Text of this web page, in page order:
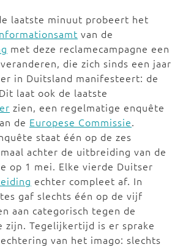
laatste minuut probeert het
van de
met deze reclamecampagne een
die zich sinds een jaar
in Duitsland manifesteert: de
laat ook de laatste
zien, een regelmatige enquête
de Europese Commissie.
staat één op de zes
achter de uitbreiding van de
op 1 mei. Elke vierde Duitser
echter compleet af. In
gaf slechts één op de vijf
aan categorisch tegen de
zijn. Tegelijkertijd is er sprake
van het imago: slechts